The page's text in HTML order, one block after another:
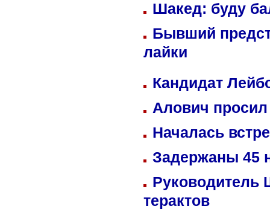
Шакед: буду
Бывший
лайки
Кандидат
Алович просил
Началась
Задержаны 45
Руководитель
терактов